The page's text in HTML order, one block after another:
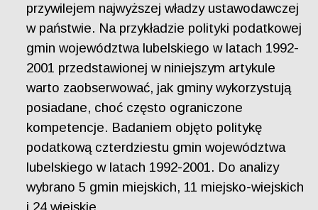
przywilejem najwyższej władzy ustawodawczej
w państwie. Na przykładzie polityki podatkowej
gmin województwa lubelskiego w latach 1992-
2001 przedstawionej w niniejszym artykule
warto zaobserwować, jak gminy wykorzystują
posiadane, choć często ograniczone
kompetencje. Badaniem objęto politykę
podatkową czterdziestu gmin województwa
lubelskiego w latach 1992-2001. Do analizy
wybrano 5 gmin miejskich, 11 miejsko-wiejskich
i 24 wiejskie.